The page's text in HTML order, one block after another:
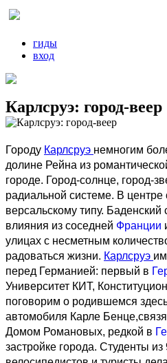
гиды
вход
Карлсруэ: город-веер
Городу Карлсруэ немногим
долине Рейна из
городе. Город-солнце, город-
радиальной системе. В
версальскому типу. Баденский
влияния из соседней Франции
улицах с несметным
радоваться жизни. Карлсруэ
перед Германией: первый в
Университет КИТ,
поговорим о родившемся
автомобиля Карле
Домом Романовых, редкой в
застройке города. Студенты